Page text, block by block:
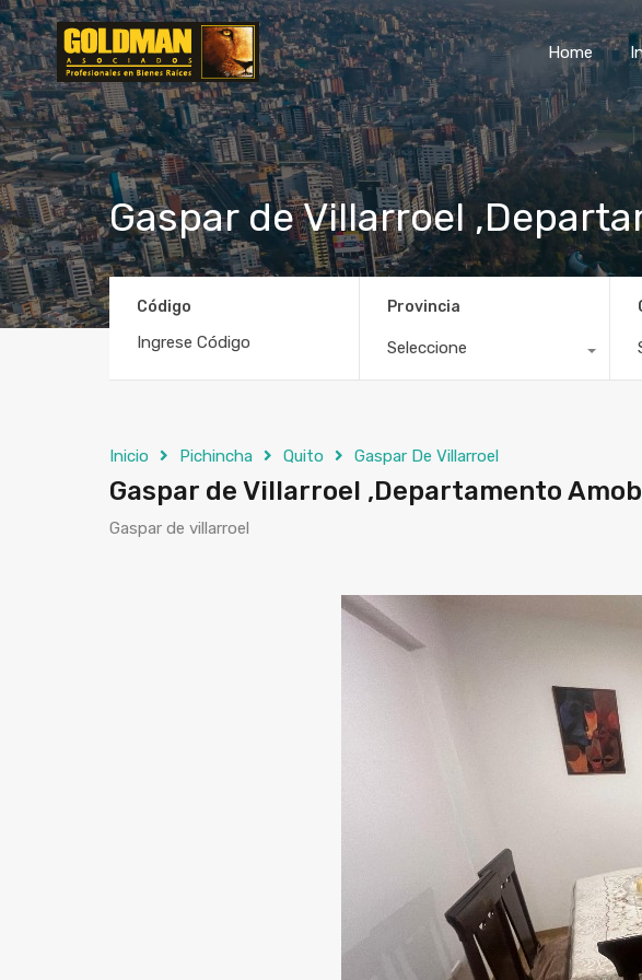
Home
Gaspar de Villarroel
Código Provincia
Seleccione
Inicio Pichincha Quito Gaspar De Villarroel
Gaspar de Villarroel ,Departamento
Gaspar de villarroel